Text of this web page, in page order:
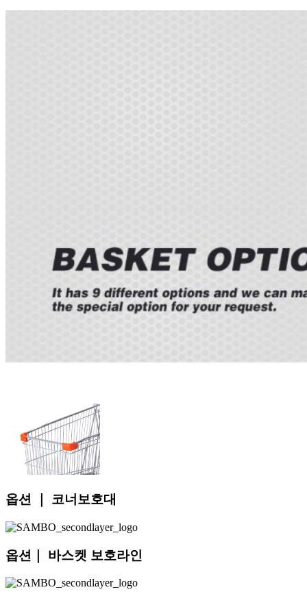
옵션 ｜ 코너보호대
옵션｜ 바스켓 보호라인